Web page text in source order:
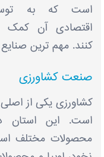
است که به
اقتصادی آن کمک
‌کنند. مهم ‌ترین صنایع
صنعت کشاورزی
کشاورزی یکی از
است. این استان
محصولات مختلف